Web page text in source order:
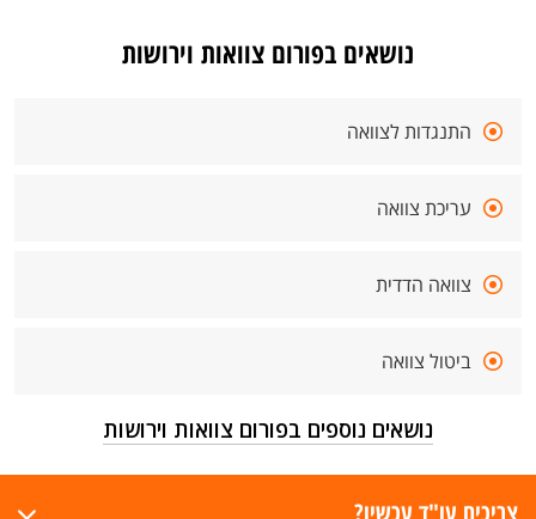
נושאים בפורום צוואות וירושות
התנגדות לצוואה
עריכת צוואה
צוואה הדדית
ביטול צוואה
נושאים נוספים בפורום צוואות וירושות
צריכים עו"ד עכשיו?